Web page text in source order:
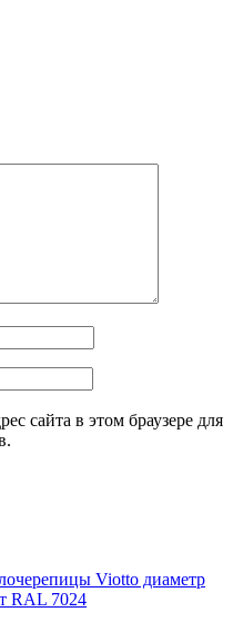
сайта в этом браузере для
Viotto диаметр
RAL 7024